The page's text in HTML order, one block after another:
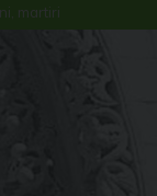
martiri